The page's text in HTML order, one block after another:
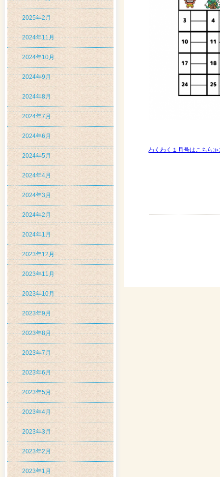
2025年2月
2024年11月
2024年10月
2024年9月
2024年8月
2024年7月
2024年6月
2024年5月
2024年4月
2024年3月
2024年2月
2024年1月
2023年12月
2023年11月
2023年10月
2023年9月
2023年8月
2023年7月
2023年6月
2023年5月
2023年4月
2023年3月
2023年2月
2023年1月
わくわく１月号はこち